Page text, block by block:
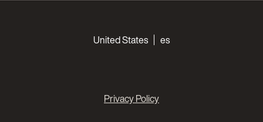
United States es
Privacy Policy